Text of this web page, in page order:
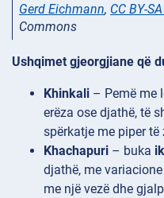
Gerd Eichmann, CC BY-
Commons
Ushqimet gjeorgjiane që
Khinkali – Pemë me
erëza ose djathë, të
spërkatje me piper të
Khachapuri – buka
djathë, me
me një vezë dhe